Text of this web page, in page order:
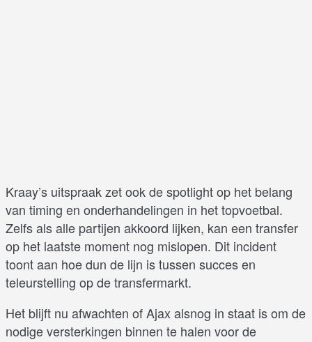
Kraay’s uitspraak zet ook de spotlight op het belang
van timing en onderhandelingen in het topvoetbal.
Zelfs als alle partijen akkoord lijken, kan een transfer
op het laatste moment nog mislopen. Dit incident
toont aan hoe dun de lijn is tussen succes en
teleurstelling op de transfermarkt.
Het blijft nu afwachten of Ajax alsnog in staat is om de
nodige versterkingen binnen te halen voor de